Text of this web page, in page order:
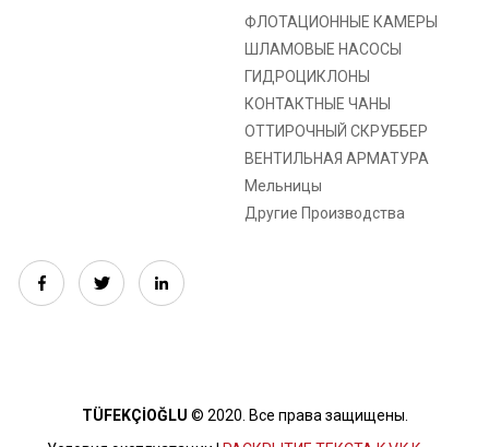
ФЛОТАЦИОННЫЕ КАМЕРЫ
ШЛАМОВЫЕ НАСОСЫ
ГИДРОЦИКЛОНЫ
КОНТАКТНЫЕ ЧАНЫ
ОТТИРОЧНЫЙ СКРУББЕР
ВЕНТИЛЬНАЯ АРМАТУРА
Мельницы
Другие Производства
TÜFEKÇİOĞLU © 2020. Все права защищены.